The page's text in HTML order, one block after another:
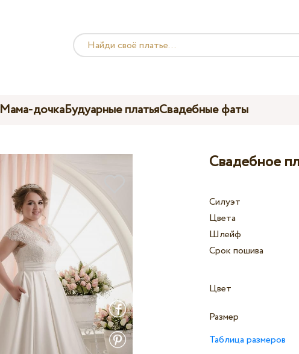
Мама-дочкаБудуарные платьяСвадебные фаты
Свадебное
Силуэт
Цвета
Шлейф
Срок пошива
Цвет
Размер
Таблица размеров